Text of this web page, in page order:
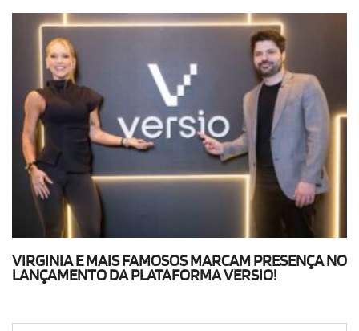
VIRGINIA E MAIS FAMOSOS MARCAM PRESENÇA NO
LANÇAMENTO DA PLATAFORMA VERSIO!